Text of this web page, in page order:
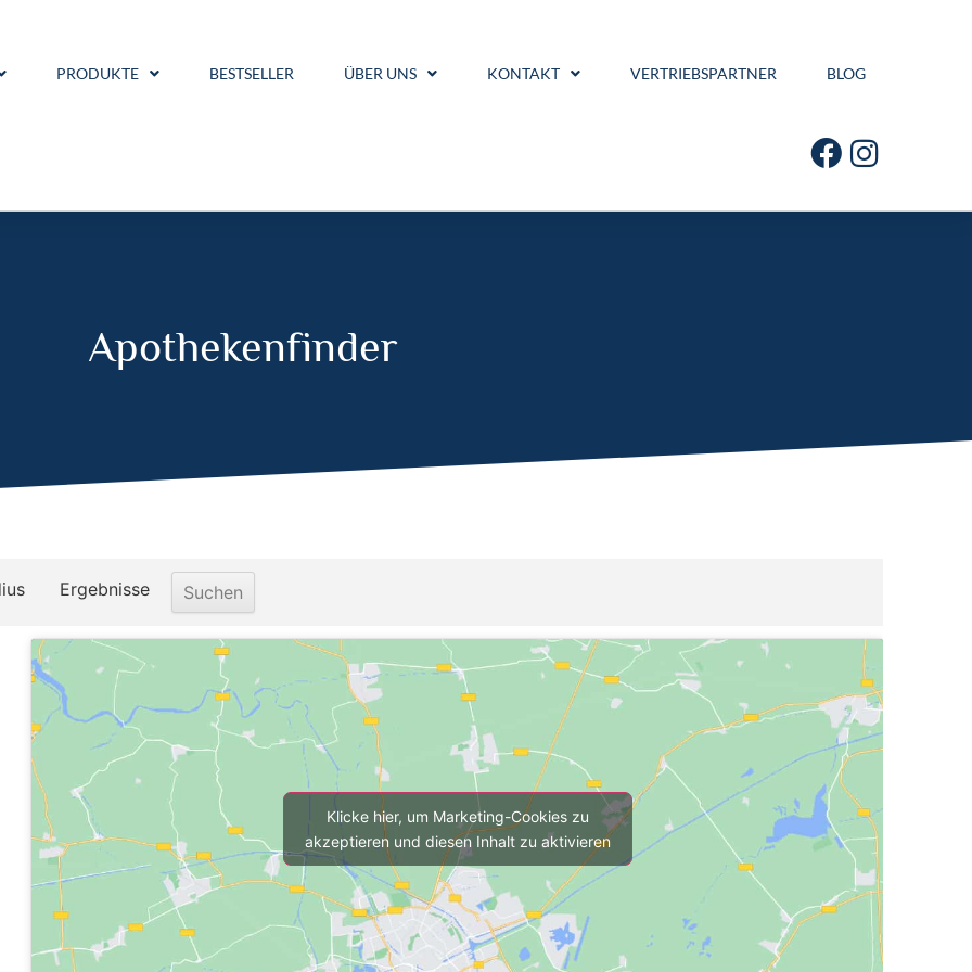
PRODUKTE BESTSELLER ÜBER UNS KONTAKT VERTRIEBSPARTNER BLOG
Apothekenfinder
Ergebnisse
Klicke hier, um Marketing-Cookies zu
akzeptieren und diesen Inhalt zu aktivieren